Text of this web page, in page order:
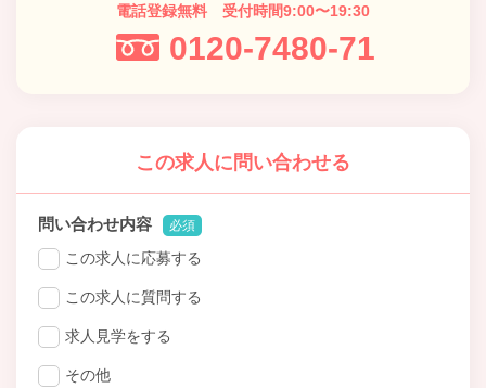
電話登録無料 受付時間9:00〜19:30
0120-7480-71
この求人に問い合わせる
問い合わせ内容 必須
この求人に応募する
この求人に質問する
求人見学をする
その他